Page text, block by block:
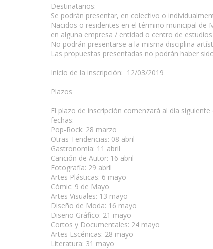
Destinatarios:
Se podrán presentar, en colectivo o
Nacidos o residentes en el término municipal de
en alguna empresa / entidad o centro de
No podrán presentarse a la misma disciplina
Las propuestas presentadas no podrán haber
Inicio de la inscripción: 12/03/2019
Plazos
El plazo de inscripción comenzará al día
fechas:
Pop-Rock: 28 marzo
Otras Tendencias: 08 abril
Gastronomía: 11 abril
Canción de Autor: 16 abril
Fotografía: 29 abril
Artes Plásticas: 6 mayo
Cómic: 9 de Mayo
Artes Visuales: 13 mayo
Diseño de Moda: 16 mayo
Diseño Gráfico: 21 mayo
Cortos y Documentales: 24 mayo
Artes Escénicas: 28 mayo
Literatura: 31 mayo